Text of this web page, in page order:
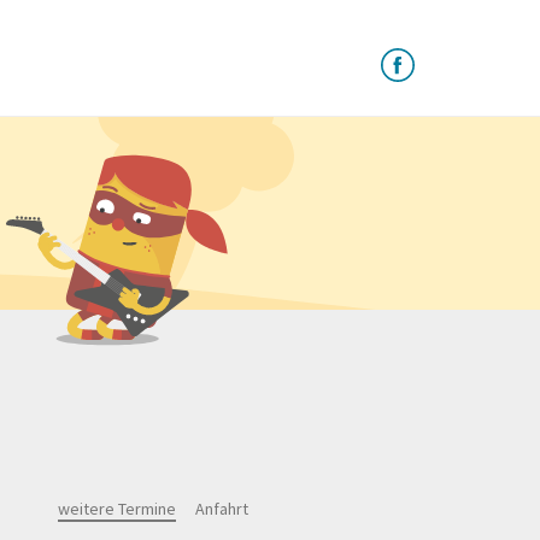
weitere Termine Anfahrt